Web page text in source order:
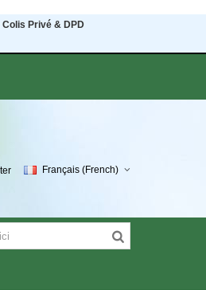
Privé & DPD
Français (French)